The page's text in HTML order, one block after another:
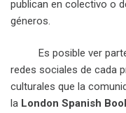
publican en colectivo o
géneros.
Es posible ver parte
redes sociales de cada
culturales que la
la London Spanish